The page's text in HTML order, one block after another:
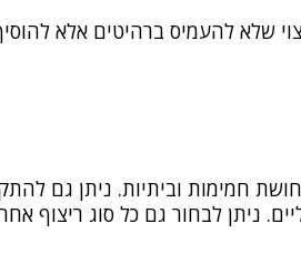
שלא להעמיס ברהיטים אלא
חמימות וביתיות. ניתן גם
ניתן לבחור גם כל סוג ריצוף